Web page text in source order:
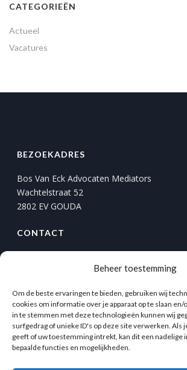
Beheer toestemming
Om de beste ervaringen te bieden, gebruiken wij
cookies om informatie over je apparaat op te slaan en/
in te stemmen met deze technologieën kunnen wij
surfgedrag of unieke ID's op deze site verwerken. Als
geeft of uw toestemming intrekt, kan dit een nadelige
bepaalde functies en mogelijkheden.
CATEGORIEËN
Actueel
Vacatures
BEZOEKADRES
Bos Van Eck Advocaten Mediators
Wachtelstraat 52
2802 EV GOUDA
CONTACT
F. +31 (0)182 58 58 71
WhatsApp
Facebook
Instagram
Twitter
MEER INFORMATIE